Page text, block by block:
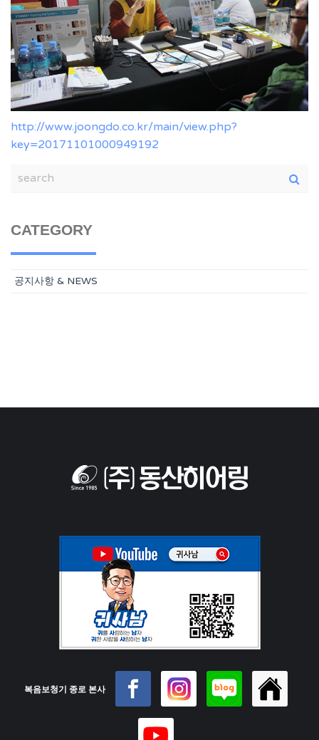
http://www.joongdo.co.kr/main/view.php?
key=20171101000949192
CATEGORY
공지사항 & NEWS
복음보청기 종로 본사